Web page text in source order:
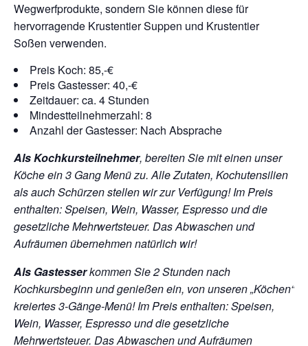
Wegwerfprodukte, sondern Sie können diese für
hervorragende Krustentier Suppen und Krustentier
Soßen verwenden.
Preis Koch: 85,-€
Preis Gastesser: 40,-€
Zeitdauer: ca. 4 Stunden
Mindestteilnehmerzahl: 8
Anzahl der Gastesser: Nach Absprache
Als Kochkursteilnehmer, bereiten Sie mit einen unser
Köche ein 3 Gang Menü zu. Alle Zutaten, Kochutensilien
als auch Schürzen stellen wir zur Verfügung!Im Preis
enthalten: Speisen, Wein, Wasser, Espresso und die
gesetzliche Mehrwertsteuer. Das Abwaschen und
Aufräumen übernehmen natürlich wir!
Als Gastesserkommen Sie 2 Stunden nach
Kochkursbeginn und genießen ein, von unseren „Köchen“
kreiertes 3-Gänge-Menü!Im Preis enthalten: Speisen,
Wein, Wasser, Espresso und die gesetzliche
Mehrwertsteuer. Das Abwaschen und Aufräumen